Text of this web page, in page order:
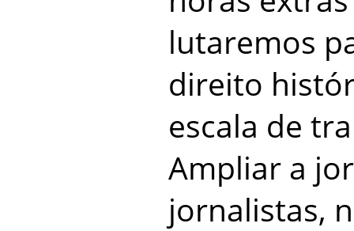
lutaremos
direito
escala de
Ampliar a
jornalistas,